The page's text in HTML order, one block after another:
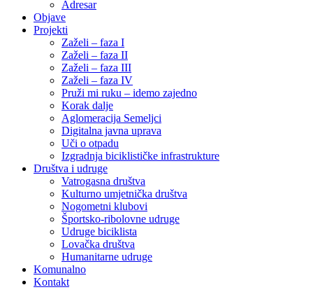
Adresar
Objave
Projekti
Zaželi – faza I
Zaželi – faza II
Zaželi – faza III
Zaželi – faza IV
Pruži mi ruku – idemo zajedno
Korak dalje
Aglomeracija Semeljci
Digitalna javna uprava
Uči o otpadu
Izgradnja biciklističke infrastrukture
Društva i udruge
Vatrogasna društva
Kulturno umjetnička društva
Nogometni klubovi
Športsko-ribolovne udruge
Udruge biciklista
Lovačka društva
Humanitarne udruge
Komunalno
Kontakt